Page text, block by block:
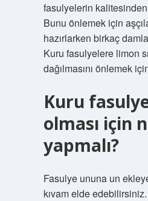
fasulyelerin kalitesinden
Bunu önlemek için
hazırlarken birkaç
Kuru fasulyelere limon
dağılmasını önlemek
Kuru
olması için
yapmalı?
Fasulye ununa un
kıvam elde edebilirsiniz.